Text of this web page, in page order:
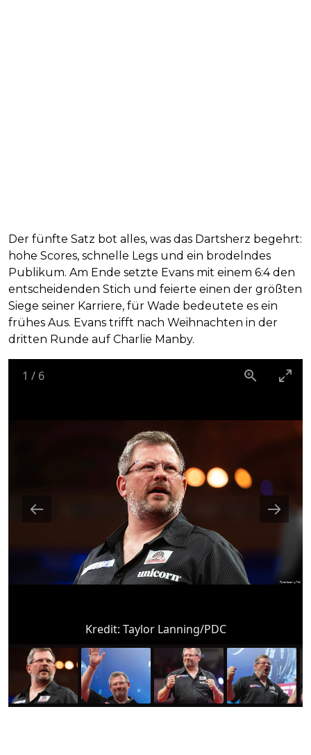
Der fünfte Satz bot alles, was das Dartsherz begehrt:
hohe Scores, schnelle Legs und ein brodelndes
Publikum. Am Ende setzte Evans mit einem 6:4 den
entscheidenden Stich und feierte einen der größten
Siege seiner Karriere, für Wade bedeutete es ein
frühes Aus. Evans trifft nach Weihnachten in der
dritten Runde auf Charlie Manby.
1 / 6
Kredit: Taylor Lanning/PDC